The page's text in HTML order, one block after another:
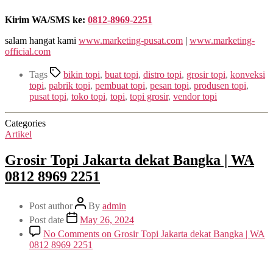
Kirim WA/SMS ke: 0812-8969-2251
salam hangat kami www.marketing-pusat.com | www.marketing-
official.com
Tags bikin topi, buat topi, distro topi, grosir topi, konveksi
topi, pabrik topi, pembuat topi, pesan topi, produsen topi,
pusat topi, toko topi, topi, topi grosir, vendor topi
Categories
Artikel
Grosir Topi Jakarta dekat Bangka | WA
0812 8969 2251
Post author By admin
Post date
May 26, 2024
No Comments on Grosir Topi Jakarta dekat Bangka | WA
0812 8969 2251